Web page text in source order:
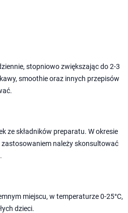
stopniowo zwiększając do 2-3
smoothie oraz innych przepisów
ze składników preparatu. W okresie
należy skonsultować
miejscu, w temperaturze 0-25°C,
dzieci.